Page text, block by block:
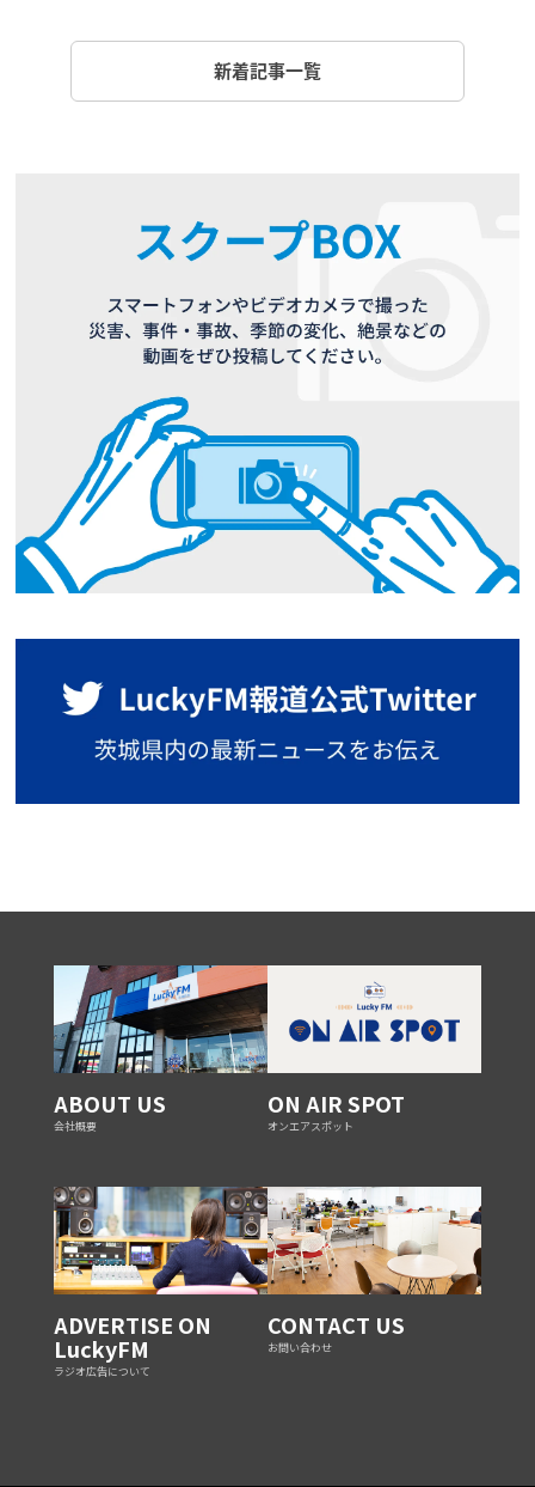
新着記事一覧
ABOUT US
会社概要
ON AIR SPOT
オンエアスポット
ADVERTISE ON
LuckyFM
ラジオ広告について
CONTACT US
お問い合わせ